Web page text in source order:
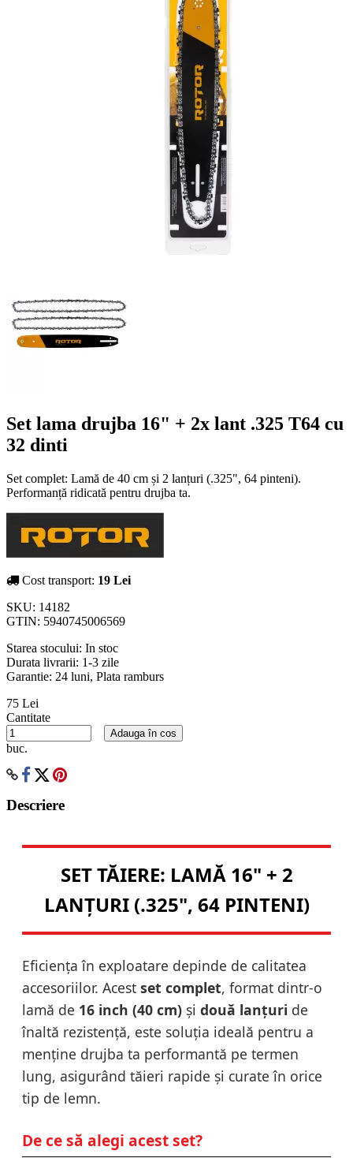
Set lama drujba 16" + 2x lant .325 T64 cu
32 dinti
Set complet: Lamă de 40 cm și 2 lanțuri (.325", 64 pinteni).
Performanță ridicată pentru drujba ta.
Cost transport: 19 Lei
SKU: 14182
GTIN: 5940745006569
Starea stocului: In stoc
Durata livrarii: 1-3 zile
Garantie: 24 luni, Plata ramburs
75 Lei
Cantitate
buc.
Adauga în cos
Descriere
SET TĂIERE: LAMĂ 16" + 2
LANȚURI (.325", 64 PINTENI)
Eficiența în exploatare depinde de calitatea
accesoriilor. Acest set complet, format dintr-o
lamă de 16 inch (40 cm) și două lanțuri de
înaltă rezistență, este soluția ideală pentru a
menține drujba ta performantă pe termen
lung, asigurând tăieri rapide și curate în orice
tip de lemn.
De ce să alegi acest set?